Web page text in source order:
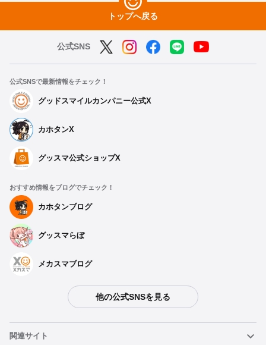
トップへ戻る
公式SNS
公式SNSで最新情報をチェック！
グッドスマイルカンパニー公式X
カホタンX
グッスマ公式ショップX
おすすめ情報をブログでチェック！
カホタンブログ
グッスマらぼ
メカスマブログ
他の公式SNSを見る
関連サイト